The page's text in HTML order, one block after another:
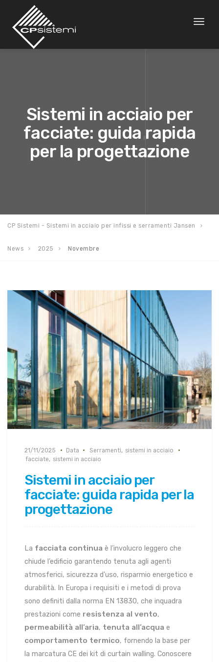
Toggle
Sistemi in acciaio per
facciate: guida rapida
per la progettazione
CP Sistemi - Sistemi in acciaio per infissi e serramenti Jansen
News 2025 Novembre
21/11/2025 Data Serramenti, sistemi in acciaio
facciate, sistemi in acciaio
Sistemi in acciaio per
facciate: guida rapida per la
progettazione
La facciata continua è l’involucro leggero che
chiude l’edificio garantendo tenuta agli agenti
atmosferici, sicurezza d’uso, risparmio energetico e
durabilità. In Europa i requisiti e i metodi di prova
sono definiti dalla norma EN 13830, che inquadra
prestazioni come resistenza al vento,
permeabilità all’aria, tenuta all’acqua e
comportamento termico, fornendo la base per
la marcatura CE dei kit di curtain walling. Conoscere